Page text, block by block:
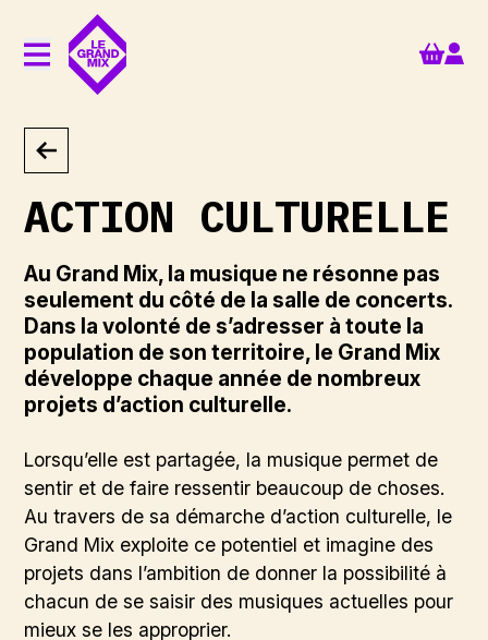
Aller au contenu principal
ACTION CULTURELLE
Au Grand Mix, la musique ne résonne pas
seulement du côté de la salle de concerts.
Dans la volonté de s’adresser à toute la
population de son territoire, le Grand Mix
développe chaque année de nombreux
projets d’action culturelle.
Lorsqu’elle est partagée, la musique permet de
sentir et de faire ressentir beaucoup de choses.
Au travers de sa démarche d’action culturelle, le
Grand Mix exploite ce potentiel et imagine des
projets dans l’ambition de donner la possibilité à
chacun de se saisir des musiques actuelles pour
mieux se les approprier.